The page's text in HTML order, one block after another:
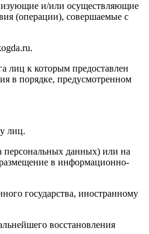
и/или осуществляющие
(операции), совершаемые с
лиц к которым предоставлен
в порядке, предусмотренном
лиц.
персональных данных) или на
в информационно-
государства, иностранному
восстановления